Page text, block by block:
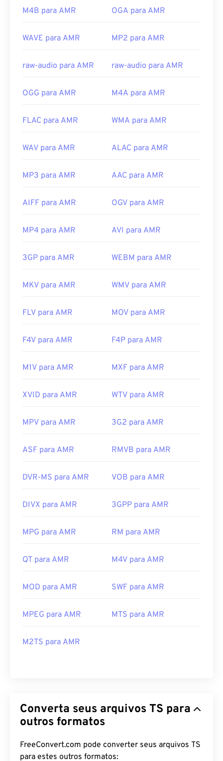
Lançamento inicial:
1999
Rate_audio_codec
M4B para AMR OGA para AMR
WAVE para AMR MP2 para AMR
raw-audio para AMR raw-audio para AMR
OGG para AMR M4A para AMR
FLAC para AMR WMA para AMR
WAV para AMR ALAC para AMR
MP3 para AMR AAC para AMR
AIFF para AMR OGV para AMR
MP4 para AMR AVI para AMR
3GP para AMR WEBM para AMR
MKV para AMR WMV para AMR
FLV para AMR MOV para AMR
F4V para AMR F4P para AMR
M1V para AMR MXF para AMR
XVID para AMR WTV para AMR
MPV para AMR 3G2 para AMR
ASF para AMR RMVB para AMR
DVR-MS para AMR VOB para AMR
DIVX para AMR 3GPP para AMR
MPG para AMR RM para AMR
QT para AMR M4V para AMR
MOD para AMR SWF para AMR
MPEG para AMR MTS para AMR
M2TS para AMR
Converta seus arquivos TS para
outros formatos
FreeConvert.com pode converter seus arquivos TS
para estes outros formatos: